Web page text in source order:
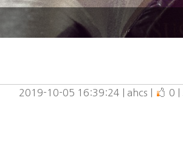
표현의자유침해/기독교박해
동성애온라인/일대일상담
2019-10-05 16:39:24 ahcs 0